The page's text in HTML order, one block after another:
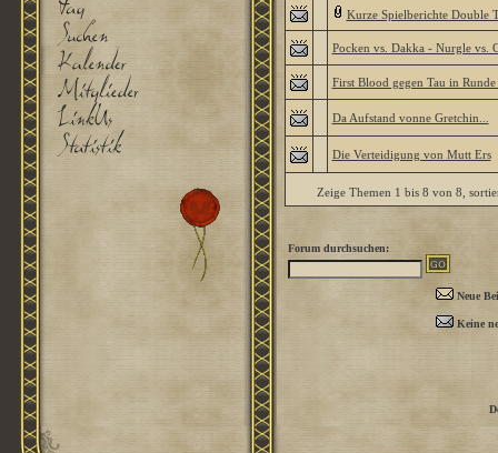
Kurze Spielberichte Double
Pocken vs. Dakka - Nurgle vs.
First Blood gegen Tau in Runde
Da Aufstand vonne Gretchin...
Die Verteidigung von Mutt Ers
Zeige Themen 1 bis 8 von 8,
Forum durchsuchen:
Neue
Keine